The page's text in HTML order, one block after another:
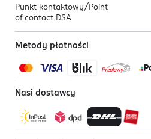
Punkt kontaktowy/ Point
of contact DSA
Metody płatności
Nasi dostawcy